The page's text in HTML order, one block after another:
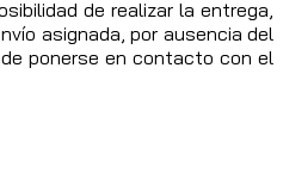
de realizar la entrega,
asignada, por ausencia del
ponerse en contacto con el